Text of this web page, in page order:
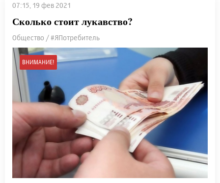
07:15, 19 фев 2021
Сколько стоит лукавство?
Общество / #ЯПотребитель
ВНИМАНИЕ!